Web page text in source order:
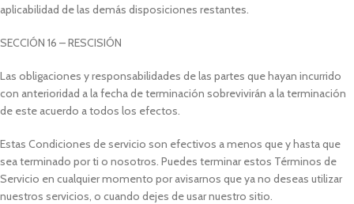
aplicabilidad de las demás disposiciones restantes.
SECCIÓN 16 – RESCISIÓN
Las obligaciones y responsabilidades de las partes que hayan incurrido
con anterioridad a la fecha de terminación sobrevivirán a la terminación
de este acuerdo a todos los efectos.
Estas Condiciones de servicio son efectivos a menos que y hasta que
sea terminado por ti o nosotros. Puedes terminar estos Términos de
Servicio en cualquier momento por avisarnos que ya no deseas utilizar
nuestros servicios, o cuando dejes de usar nuestro sitio.